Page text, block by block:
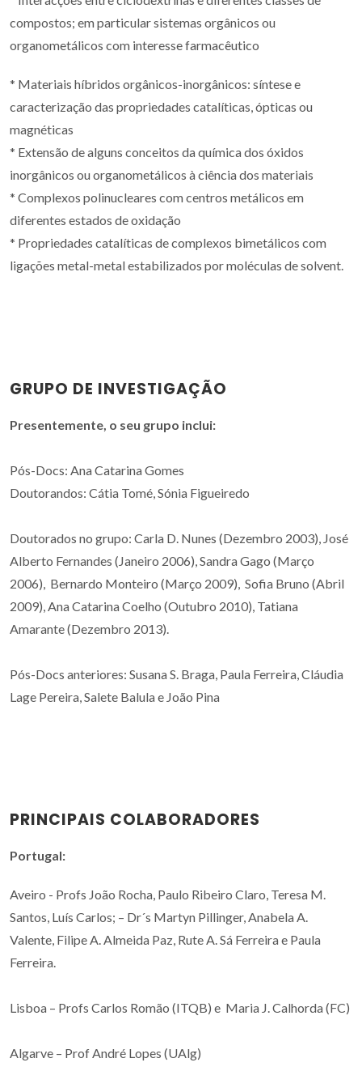
compostos; em particular sistemas orgânicos ou
organometálicos com interesse farmacêutico
* Materiais híbridos orgânicos-inorgânicos: síntese e
caracterização das propriedades catalíticas, ópticas ou
magnéticas
* Extensão de alguns conceitos da química dos óxidos
inorgânicos ou organometálicos à ciência dos materiais
* Complexos polinucleares com centros metálicos em
diferentes estados de oxidação
* Propriedades catalíticas de complexos bimetálicos com
ligações metal-metal estabilizados por moléculas de solvent.
GRUPO DE INVESTIGAÇÃO
Presentemente, o seu grupo inclui:
Pós-Docs: Ana Catarina Gomes
Doutorandos: Cátia Tomé, Sónia Figueiredo
Doutorados no grupo: Carla D. Nunes (Dezembro 2003), José
Alberto Fernandes (Janeiro 2006), Sandra Gago (Março
2006), Bernardo Monteiro (Março 2009), Sofia Bruno (Abril
2009), Ana Catarina Coelho (Outubro 2010), Tatiana
Amarante (Dezembro 2013).
Pós-Docs anteriores: Susana S. Braga, Paula Ferreira, Cláudia
Lage Pereira, Salete Balula e João Pina
PRINCIPAIS COLABORADORES
Portugal:
Aveiro - Profs João Rocha, Paulo Ribeiro Claro, Teresa M.
Santos, Luís Carlos; – Dr´s Martyn Pillinger, Anabela A.
Valente, Filipe A. Almeida Paz, Rute A. Sá Ferreira e Paula
Ferreira.
Lisboa – Profs Carlos Romão (ITQB) e Maria J. Calhorda (FC)
Algarve – Prof André Lopes (UAlg)